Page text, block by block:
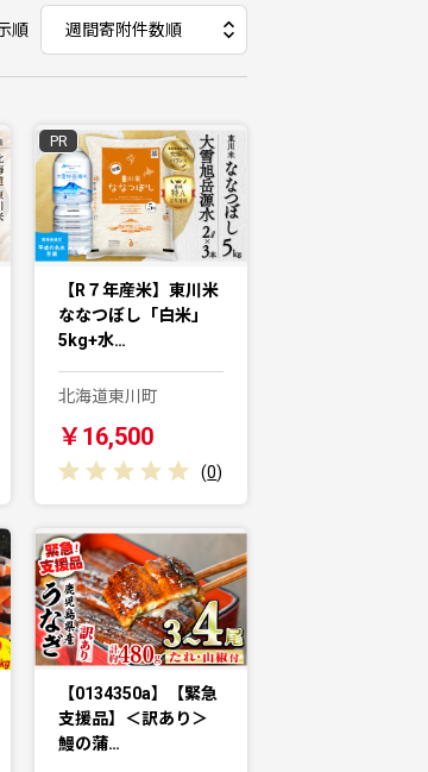
順
PR
【R７年産米】東川米
ななつぼし「白米」
5kg+水…
北海道東川町
￥16,500
(0)
【0134350a】【緊急
支援品】＜訳あり＞
鰻の蒲…